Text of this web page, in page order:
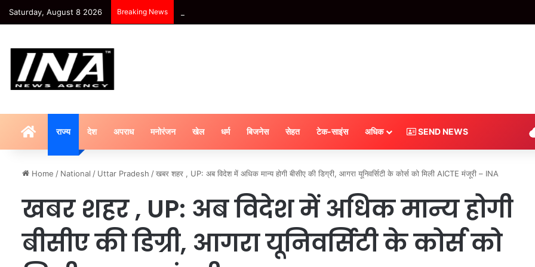
Saturday, August 8 2026 Breaking News
HOMEराज्य देश अपराध मनोरंजन खेल धर्म बिजनेस सेहत टेक-साइंस अधिक SEND NEWS
Home / National / Uttar Pradesh /खबर शहर , UP: अब विदेश में अधिक मान्य होगी बीसीए की डिग्री, आगरा यूनिवर्सिटी के कोर्स को मिली AICTE मंजूरी – INA
खबर शहर , UP: अब विदेश में अधिक मान्य होगी
बीसीए की डिग्री, आगरा यूनिवर्सिटी के कोर्स को